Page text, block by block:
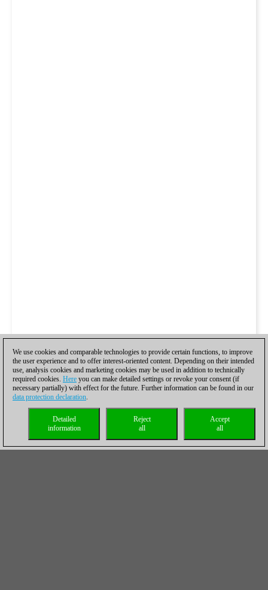
We use cookies and comparable technologies to provide certain functions, to improve
the user experience and to offer interest-oriented content. Depending on their intended
use, analysis cookies and marketing cookies may be used in addition to technically
required cookies. Here you can make detailed settings or revoke your consent (if
necessary partially) with effect for the future. Further information can be found in our
data protection declaration.
Accept
all
Reject
all
Detailed
information